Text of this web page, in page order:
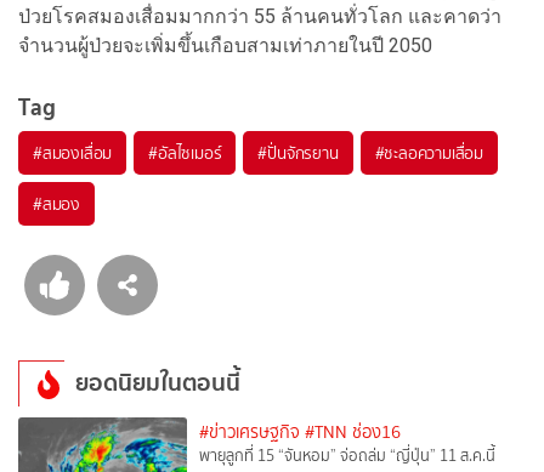
ป่วยโรคสมองเสื่อมมากกว่า 55 ล้านคนทั่วโลก และคาดว่า
จำนวนผู้ป่วยจะเพิ่มขึ้นเกือบสามเท่าภายในปี 2050
Tag
#สมองเสื่อม #อัลไซเมอร์ #ปั่นจักรยาน #ชะลอความเสื่อม
#สมอง
ยอดนิยมในตอนนี้
#ข่าวเศรษฐกิจ #TNN ช่อง16
พายุลูกที่ 15 “จันหอม” จ่อถล่ม “ญี่ปุ่น” 11 ส.ค.นี้